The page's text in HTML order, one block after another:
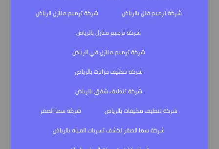
شركة ترميم فلل بالرياض
شركة ترميم منازل الرياض
شركة ترميم منازل بالرياض
شركة ترميم منازل في الرياض
شركة تنظيف خزانات بالرياض
شركة تنظيف شقق بالرياض
شركة تنظيف مكيفات بالرياض
شركة سما الصقر
شركة سما الصقر لكشف تسربات المياه بالرياض